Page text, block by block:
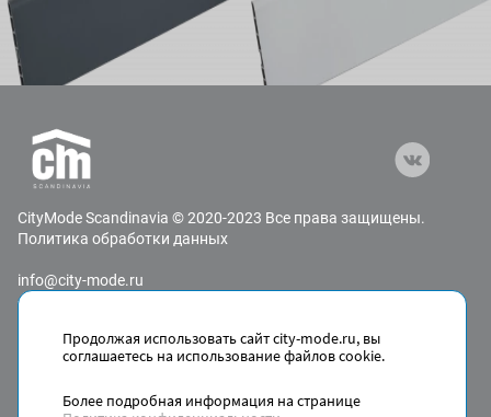
СityMode Scandinavia © 2020-2023 Все права защищены.
Политика обработки данных
info@city-mode.ru
+7 800 600-30-96
Фермы., д.29/3
Продолжая использовать сайт city-mode.ru, вы
соглашаетесь на использование файлов cookie.
Более подробная информация на странице